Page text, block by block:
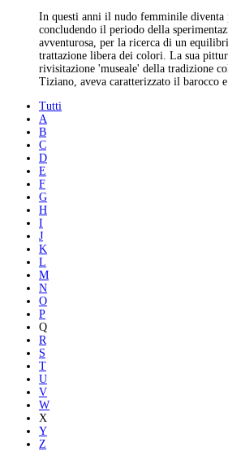
In questi anni il nudo femminile diventa
concludendo il periodo della
avventurosa, per la ricerca di un
trattazione libera dei colori. La sua
rivisitazione 'museale' della tradizione
Tiziano, aveva caratterizzato il barocco
Tutti
A
B
C
D
E
F
G
H
I
J
K
L
M
N
O
P
Q
R
S
T
U
V
W
X
Y
Z